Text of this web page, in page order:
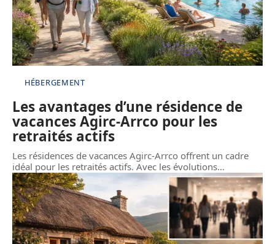
HÉBERGEMENT
Les avantages d’une résidence de
vacances Agirc-Arrco pour les
retraités actifs
Les résidences de vacances Agirc-Arrco offrent un cadre
idéal pour les retraités actifs. Avec les évolutions…